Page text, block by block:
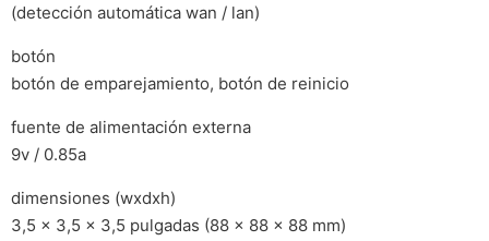
(detección automática wan / lan)
botón
botón de emparejamiento, botón de reinicio
fuente de alimentación externa
9v / 0.85a
dimensiones (wxdxh)
3,5 × 3,5 × 3,5 pulgadas (88 × 88 × 88 mm)